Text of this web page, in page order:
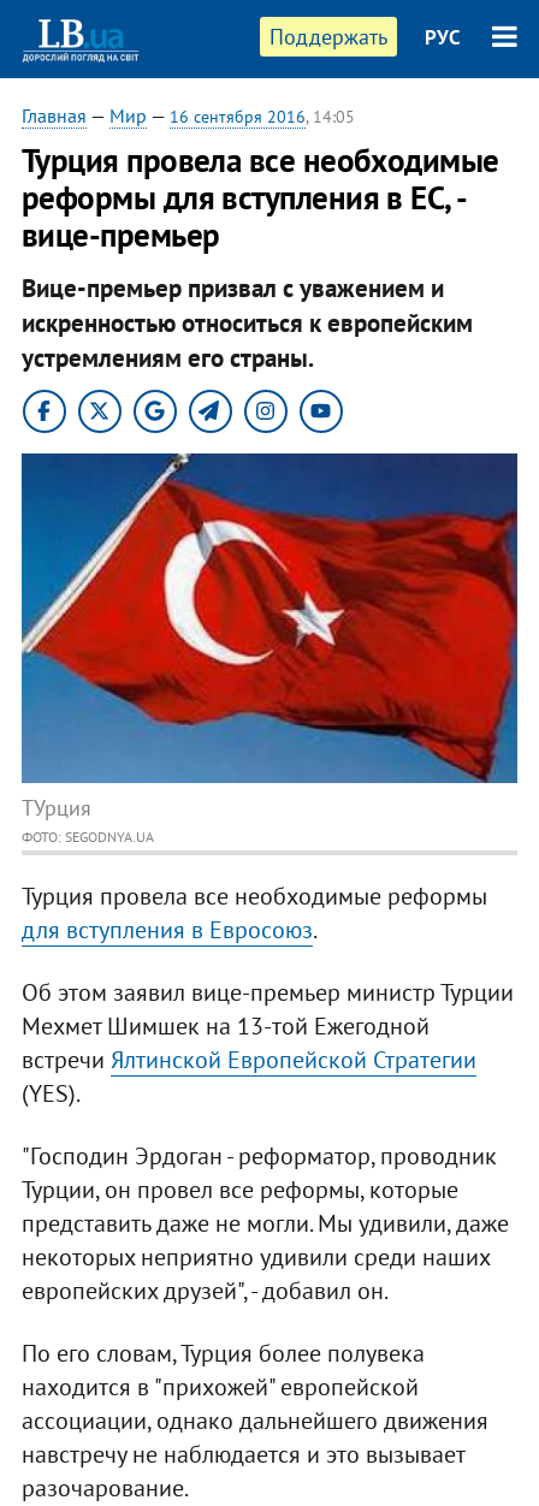
Поддержать РУС
Главная — Мир — 16 сентября 2016, 14:05
Турция провела все необходимые
реформы для вступления в ЕС, -
вице-премьер
Вице-премьер призвал с уважением и
искренностью относиться к европейским
устремлениям его страны.
ТУрция
ФОТО: SEGODNYA.UA
Турция провела все необходимые реформы
для вступления в Евросоюз.
Об этом заявил вице-премьер министр Турции
Мехмет Шимшек на 13-той Ежегодной
встречи Ялтинской Европейской Стратегии
(YES).
"Господин Эрдоган - реформатор, проводник
Турции, он провел все реформы, которые
представить даже не могли. Мы удивили, даже
некоторых неприятно удивили среди наших
европейских друзей", - добавил он.
По его словам, Турция более полувека
находится в "прихожей" европейской
ассоциации, однако дальнейшего движения
навстречу не наблюдается и это вызывает
разочарование.